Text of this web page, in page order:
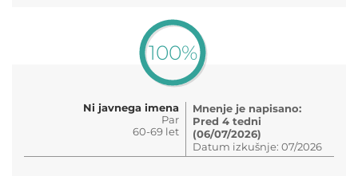
100%
Ni javnega imena
Par
60-69 let
Mnenje je napisano:
Pred 4 tedni
(06/07/2026)
Datum izkušnje: 07/2026